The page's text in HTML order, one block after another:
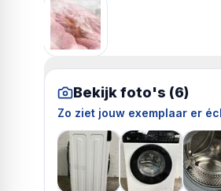
Bekijk foto's (6)
Zo ziet jouw exemplaar er